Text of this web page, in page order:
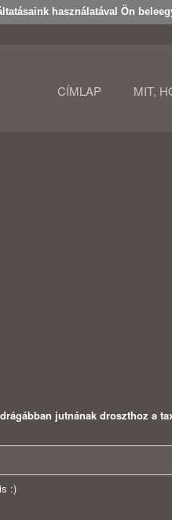
használatával Ön
CÍMLAP MIT,
jutnának droszthoz a
:)